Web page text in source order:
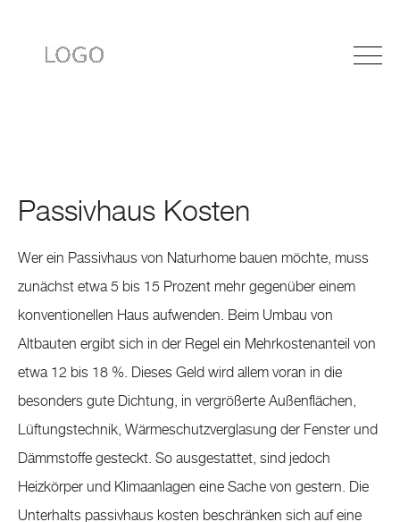
Passivhaus Kosten
Wer ein Passivhaus von Naturhome bauen möchte, muss
zunächst etwa 5 bis 15 Prozent mehr gegenüber einem
konventionellen Haus aufwenden. Beim Umbau von
Altbauten ergibt sich in der Regel ein Mehrkostenanteil von
etwa 12 bis 18 %. Dieses Geld wird allem voran in die
besonders gute Dichtung, in vergrößerte Außenflächen,
Lüftungstechnik, Wärmeschutzverglasung der Fenster und
Dämmstoffe gesteckt. So ausgestattet, sind jedoch
Heizkörper und Klimaanlagen eine Sache von gestern. Die
Unterhalts passivhaus kosten beschränken sich auf eine